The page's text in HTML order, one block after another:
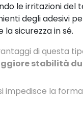
le irritazioni del
degli adesivi
sicurezza in sé.
di questa
stabilità
impedisce la